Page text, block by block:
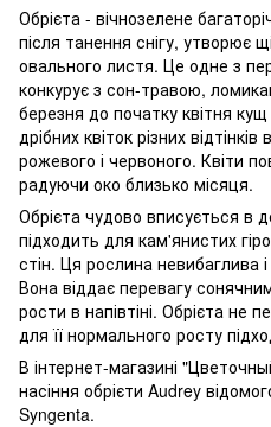
Обрієта - вічнозелене
після танення снігу, утворює
овального листя. Це одне з
конкурує з сон-травою,
березня до початку квітня
дрібних квіток різних
рожевого і червоного. Квіти
радуючи око близько місяця.
Обрієта чудово вписується в
підходить для кам'янистих
стін. Ця рослина невибаглива
Вона віддає перевагу
рости в напівтіні. Обрієта не
для її нормального росту
В інтернет-магазині
насіння обрієти Audrey
Syngenta.